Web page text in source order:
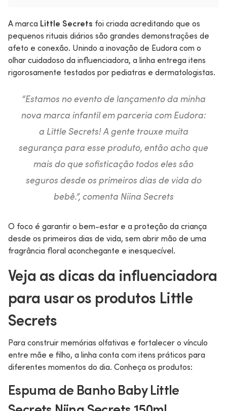
A marca Little Secrets foi criada acreditando que os
pequenos rituais diários são grandes demonstrações de
afeto e conexão. Unindo a inovação de Eudora com o
olhar cuidadoso da influenciadora, a linha entrega itens
rigorosamente testados por pediatras e dermatologistas.
“Estamos no evento de lançamento da minha
nova marca infantil em parceria com Eudora:
a Little Secrets! A gente trouxe muita
segurança para esse produto, então acho que
mais do que sofisticação todos eles são
seguros desde os primeiros dias de vida do
bebê.”, comenta Niina Secrets
O foco é garantir o bem-estar e a proteção da criança
desde os primeiros dias de vida, sem abrir mão de uma
fragrância floral aconchegante e inesquecível.
Veja as dicas da influenciadora
para usar os produtos Little
Secrets
Para construir memórias olfativas e fortalecer o vínculo
entre mãe e filho, a linha conta com itens práticos para
diferentes momentos do dia. Conheça os produtos:
Espuma de Banho Baby Little